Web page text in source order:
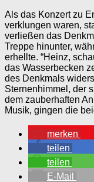
Als das Konzert zu
verklungen waren,
verließen das
Treppe hinunter,
erhellte. “Heinz,
das Wasserbecken
des Denkmals
Sternenhimmel, der
dem zauberhaften
Musik, gingen die
merken
teilen
teilen
E-Mail